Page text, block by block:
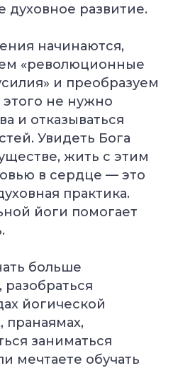
духовное развитие.
начинаются,
«революционные
и преобразуем
этого не нужно
и отказываться
Увидеть Бога
жить с этим
в сердце — это
практика.
йоги помогает
больше
йогической
пранаямах,
заниматься
мечтаете обучать